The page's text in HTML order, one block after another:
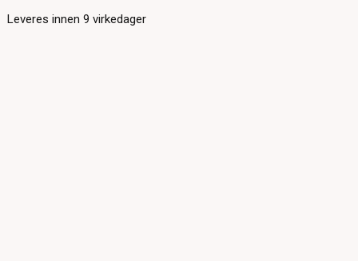
Leveres innen9 virkedager